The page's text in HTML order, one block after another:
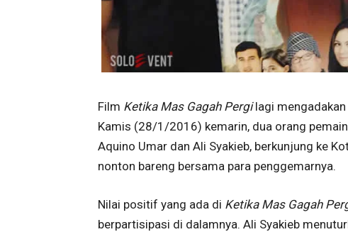
Film Ketika Mas Gagah Pergilagi mengadakan
Kamis (28/1/2016) kemarin, dua orang
Aquino Umar dan Ali Syakieb, berkunjung ke
nonton bareng bersama para penggemarnya.
Nilai positif yang ada di Ketika Mas Gagah
berpartisipasi di dalamnya. Ali Syakieb